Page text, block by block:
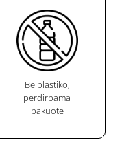
Be plastiko,
perdirbama
pakuotė